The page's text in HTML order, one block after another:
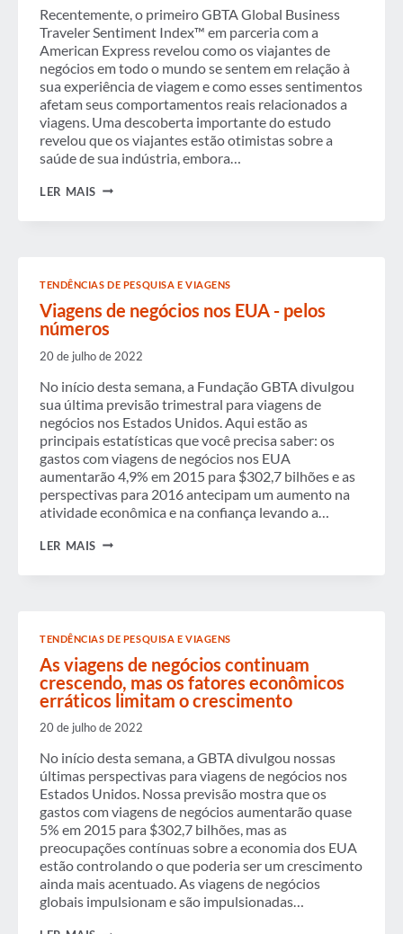
Recentemente, o primeiro GBTA Global Business
Traveler Sentiment Index™ em parceria com a
American Express revelou como os viajantes de
negócios em todo o mundo se sentem em relação à
sua experiência de viagem e como esses sentimentos
afetam seus comportamentos reais relacionados a
viagens. Uma descoberta importante do estudo
revelou que os viajantes estão otimistas sobre a
saúde de sua indústria, embora…
LER MAIS VISÃO
ECONOMIA
TENDÊNCIAS DE PESQUISA E VIAGENS
Viagens de negócios nos EUA - pelos
números
20 de julho de 2022
No início desta semana, a Fundação GBTA divulgou
sua última previsão trimestral para viagens de
negócios nos Estados Unidos. Aqui estão as
principais estatísticas que você precisa saber: os
gastos com viagens de negócios nos EUA
aumentarão 4,9% em 2015 para $302,7 bilhões e as
perspectivas para 2016 antecipam um aumento na
atividade econômica e na confiança levando a…
LER MAIS VIAGENS
NÚMEROS
TENDÊNCIAS DE PESQUISA E VIAGENS
As viagens de negócios continuam
crescendo, mas os fatores econômicos
erráticos limitam o crescimento
20 de julho de 2022
No início desta semana, a GBTA divulgou nossas
últimas perspectivas para viagens de negócios nos
Estados Unidos. Nossa previsão mostra que os
gastos com viagens de negócios aumentarão quase
5% em 2015 para $302,7 bilhões, mas as
preocupações contínuas sobre a economia dos EUA
estão controlando o que poderia ser um crescimento
ainda mais acentuado. As viagens de negócios
globais impulsionam e são impulsionadas…